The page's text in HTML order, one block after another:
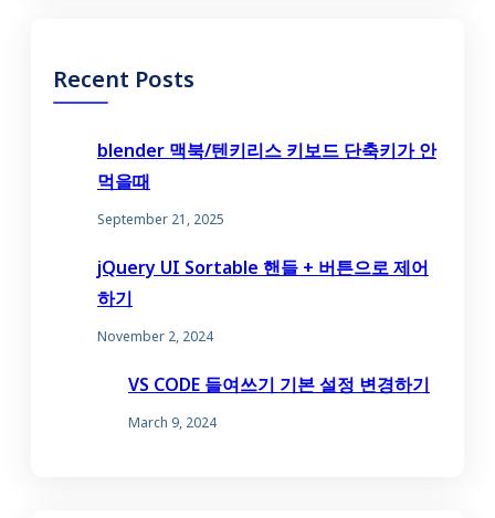
Recent Posts
blender 맥북/텐키리스 키보드 단축키가 안
먹을때
September 21, 2025
jQuery UI Sortable 핸들 + 버튼으로 제어
하기
November 2, 2024
VS CODE 들여쓰기 기본 설정 변경하기
March 9, 2024